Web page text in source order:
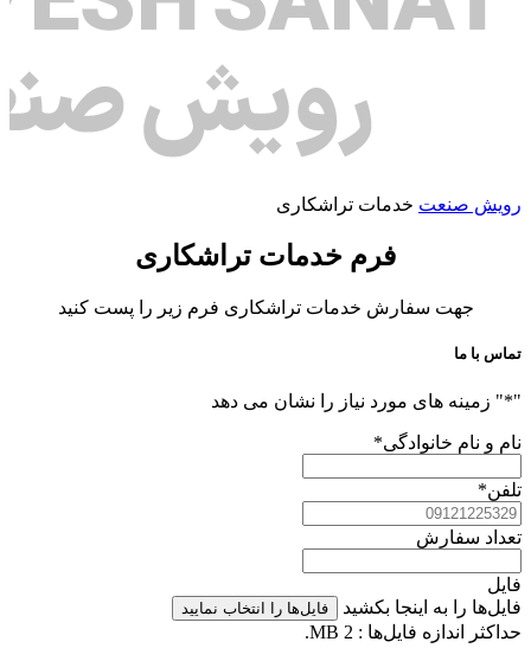
رویش صنعت خدمات تراشکاری
فرم خدمات تراشکاری
جهت سفارش خدمات تراشکاری فرم زیر را پست کنید
تماس با ما
"
*" زمینه های مورد نیاز را نشان می دهد
نام و نام خانوادگی*
تلفن*
تعداد سفارش
فایل
فایل‌ها را به اینجا بکشید
فایل‌ها را انتخاب نمایید
حداکثر اندازه فایل‌ها : 2 MB.